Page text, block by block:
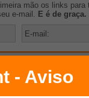
mão os links
e-mail. E é de graça.
Aberto